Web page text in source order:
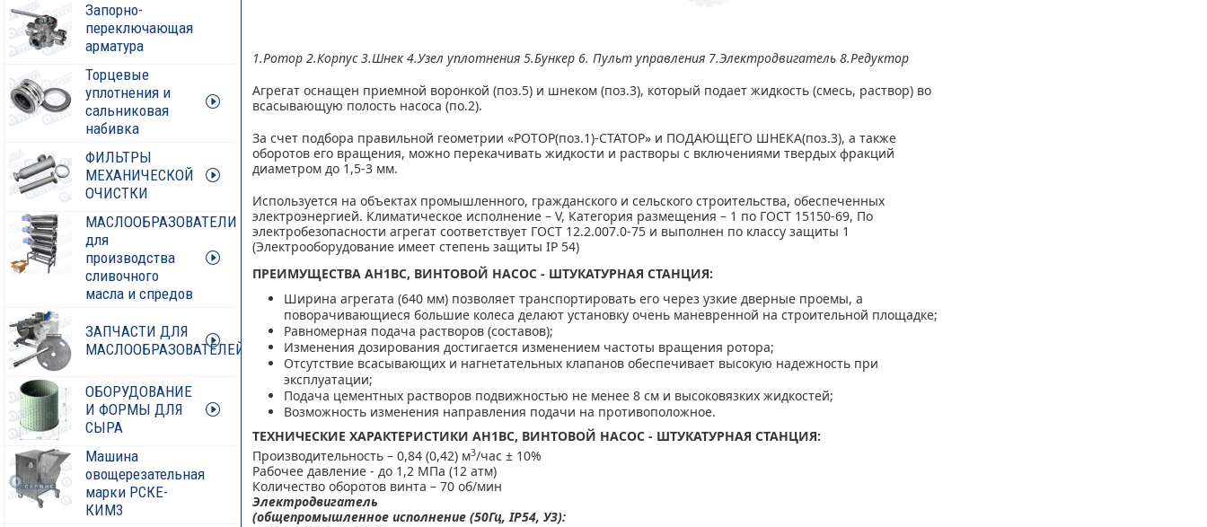
Запорно-
переключающая
арматура
Торцевые
уплотнения и
сальниковая
набивка
ФИЛЬТРЫ
МЕХАНИЧЕСКОЙ
ОЧИСТКИ
МАСЛООБРАЗОВАТЕЛИ
для
производства
сливочного
масла и спредов
ЗАПЧАСТИ ДЛЯ
МАСЛООБРАЗОВАТЕЛЕЙ
ОБОРУДОВАНИЕ
И ФОРМЫ ДЛЯ
СЫРА
Машина
овощерезательная
марки РСКЕ-
КИМ3
1.Ротор 2.Корпус 3.Шнек 4.Узел уплотнения 5.Бункер 6. Пульт управления 7.Электродвигатель 8.Редуктор
Агрегат оснащен приемной воронкой (поз.5) и шнеком (поз.3), который подает жидкость (смесь, раствор) во
всасывающую полость насоса (по.2).
За счет подбора правильной геометрии «РОТОР(поз.1)-СТАТОР» и ПОДАЮЩЕГО ШНЕКА(поз.3), а также
оборотов его вращения, можно перекачивать жидкости и растворы с включениями твердых фракций
диаметром до 1,5-3 мм.
Используется на объектах промышленного, гражданского и сельского строительства, обеспеченных
электроэнергией. Климатическое исполнение – V, Категория размещения – 1 по ГОСТ 15150-69, По
электробезопасности агрегат соответствует ГОСТ 12.2.007.0-75 и выполнен по классу защиты 1
(Электрооборудование имеет степень защиты IP 54)
ПРЕИМУЩЕСТВА АН1ВС, ВИНТОВОЙ НАСОС - ШТУКАТУРНАЯ СТАНЦИЯ:
Ширина агрегата (640 мм) позволяет транспортировать его через узкие дверные проемы, а
поворачивающиеся большие колеса делают установку очень маневренной на строительной площадке;
Равномерная подача растворов (составов);
Изменения дозирования достигается изменением частоты вращения ротора;
Отсутствие всасывающих и нагнетательных клапанов обеспечивает высокую надежность при
эксплуатации;
Подача цементных растворов подвижностью не менее 8 см и высоковязких жидкостей;
Возможность изменения направления подачи на противоположное.
ТЕХНИЧЕСКИЕ ХАРАКТЕРИСТИКИ АН1ВС, ВИНТОВОЙ НАСОС - ШТУКАТУРНАЯ СТАНЦИЯ:
Производительность – 0,84 (0,42) м3/час ± 10%
Рабочее давление - до 1,2 МПа (12 атм)
Количество оборотов винта – 70 об/мин
Электродвигатель
(общепромышленное исполнение (50Гц, IP54, У3):